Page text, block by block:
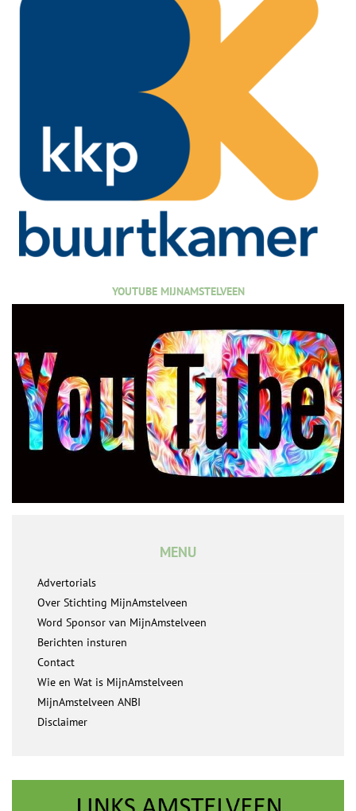
YOUTUBE MIJNAMSTELVEEN
MENU
Advertorials
Over Stichting MijnAmstelveen
Word Sponsor van MijnAmstelveen
Berichten insturen
Contact
Wie en Wat is MijnAmstelveen
MijnAmstelveen ANBI
Disclaimer